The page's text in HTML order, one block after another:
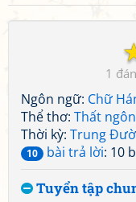
1
Ngôn ngữ: Chữ
Thể thơ: Thất
Thời kỳ: Trung
10 bài trả lời: 10
Tuyển tập